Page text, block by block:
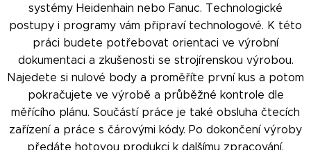
systémy Heidenhain nebo Fanuc. Technologické
postupy i programy vám připraví technologové. K této
práci budete potřebovat orientaci ve výrobní
dokumentaci a zkušenosti se strojírenskou výrobou.
Najedete si nulové body a proměříte první kus a potom
pokračujete ve výrobě a průběžné kontrole dle
měřícího plánu. Součástí práce je také obsluha čtecích
zařízení a práce s čárovými kódy. Po dokončení výroby
předáte hotovou produkci k dalšímu zpracování.